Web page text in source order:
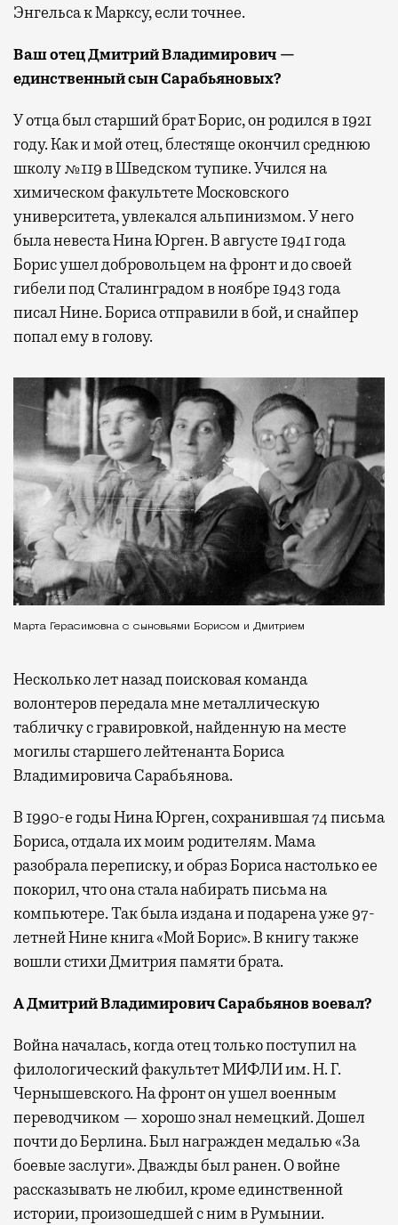
Энгельса к Марксу, если точнее.
Ваш отец Дмитрий Владимирович —
единственный сын Сарабьяновых?
У отца был старший брат Борис, он родился в 1921
году. Как и мой отец, блестяще окончил среднюю
школу №119 в Шведском тупике. Учился на
химическом факультете Московского
университета, увлекался альпинизмом. У него
была невеста Нина Юрген. В августе 1941 года
Борис ушел добровольцем на фронт и до своей
гибели под Сталинградом в ноябре 1943 года
писал Нине. Бориса отправили в бой, и снайпер
попал ему в голову.
Марта Герасимовна с сыновьями Борисом и Дмитрием
Несколько лет назад поисковая команда
волонтеров передала мне металлическую
табличку с гравировкой, найденную на месте
могилы старшего лейтенанта Бориса
Владимировича Сарабьянова.
В 1990-е годы Нина Юрген, сохранившая 74 письма
Бориса, отдала их моим родителям. Мама
разобрала переписку, и образ Бориса настолько ее
покорил, что она стала набирать письма на
компьютере. Так была издана и подарена уже 97-
летней Нине книга «Мой Борис». В книгу также
вошли стихи Дмитрия памяти брата.
А Дмитрий Владимирович Сарабьянов воевал?
Война началась, когда отец только поступил на
филологический факультет МИФЛИ им. Н. Г.
Чернышевского. На фронт он ушел военным
переводчиком — хорошо знал немецкий. Дошел
почти до Берлина. Был награжден медалью «За
боевые заслуги». Дважды был ранен. О войне
рассказывать не любил, кроме единственной
истории, произошедшей с ним в Румынии.